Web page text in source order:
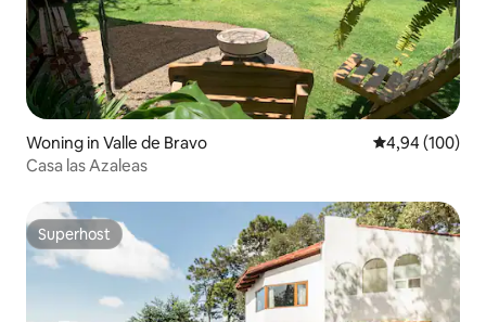
Woning in Valle de Bravo Gemiddelde
4,94 (100)
Casa las Azaleas
Superhost
Superhost